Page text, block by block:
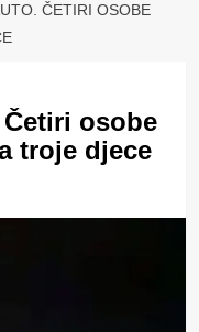
ČETIRI OSOBE
osobe
troje djece